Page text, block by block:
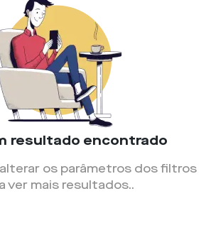
resultado encontrado
os parâmetros dos filtros
ver mais resultados..